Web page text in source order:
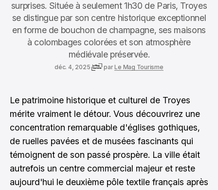
surprises. Située à seulement 1h30 de Paris, Troyes
se distingue par son centre historique exceptionnel
en forme de bouchon de champagne, ses maisons
à colombages colorées et son atmosphère
médiévale préservée.
déc. 4, 2025 parLe Mag Tourisme
Le patrimoine historique et culturel de Troyes
mérite vraiment le détour. Vous découvrirez une
concentration remarquable d'églises gothiques,
de ruelles pavées et de musées fascinants qui
témoignent de son passé prospère. La ville était
autrefois un centre commercial majeur et reste
aujourd'hui le deuxième pôle textile français après